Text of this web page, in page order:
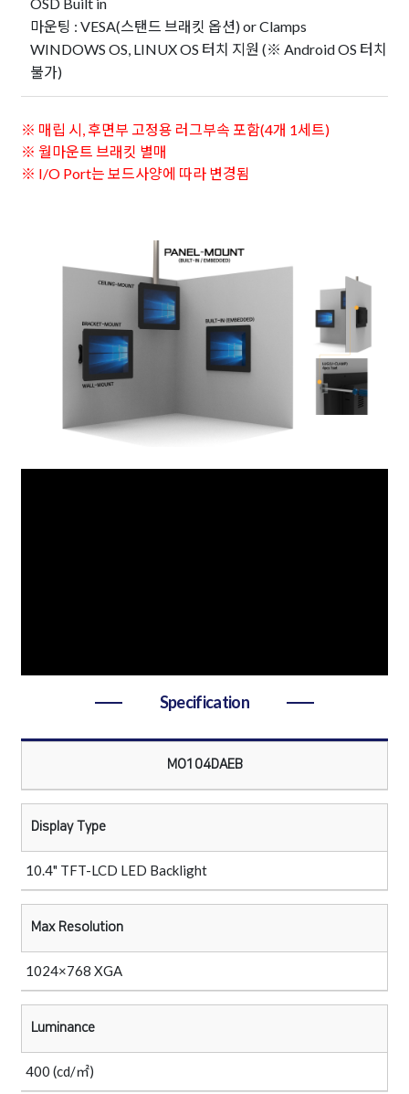
마운팅 : VESA(스탠드 브래킷 옵션) or Clamps
WINDOWS OS, LINUX OS 터치 지원 (※ Android OS 터치
불가)
※ 매립 시, 후면부 고정용 러그부속 포함(4개 1세트)
※ 월마운트 브래킷 별매
※ I/O Port는 보드사양에 따라 변경됨
Specification
MO104DAEB
Display Type
10.4" TFT-LCD LED Backlight
Max Resolution
1024×768 XGA
Luminance
400 (cd/㎡)